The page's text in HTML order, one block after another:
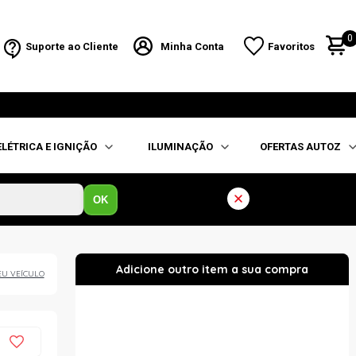
Suporte ao Cliente Minha Conta Favoritos
0
E IGNIÇÃO ILUMINAÇÃO OFERTAS AUTOZ
OK
VEÍCULO